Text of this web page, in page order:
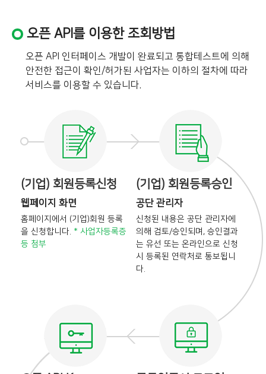
오픈 API를 이용한 조회방법
오픈 API 인터페이스 개발이 완료되고 통합테스트에 의해
안전한 접근이 확인/허가된 사업자는 이하의 절차에 따라
서비스를 이용할 수 있습니다.
(기업) 회원등록신청
웹페이지 화면
홈페이지에서 (기업)회원 등록
을 신청합니다. * 사업자등록증
등 첨부
(기업) 회원등록승인
공단 관리자
신청된 내용은 공단 관리자에
의해 검토/승인되며, 승인결과
는 유선 또는 온라인으로 신청
시 등록된 연락처로 통보됩니
다.